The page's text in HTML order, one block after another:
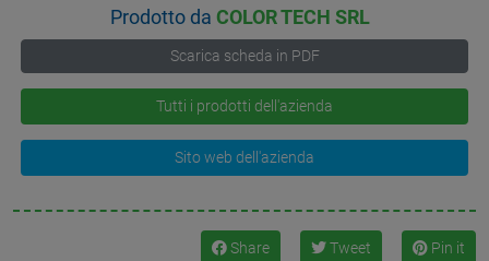
Prodotto daCOLOR TECH SRL
Scarica scheda in PDF
Tutti i prodotti dell'azienda
Sito web dell'azienda
Share Tweet Pin it